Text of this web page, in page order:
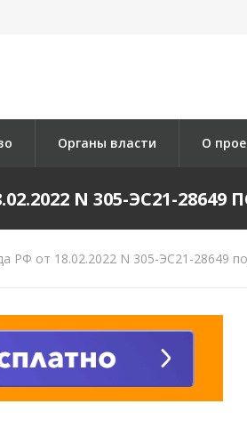
Органы власти О
N 305-ЭС21-28649
РФ от 18.02.2022 N 305-ЭС21-28649